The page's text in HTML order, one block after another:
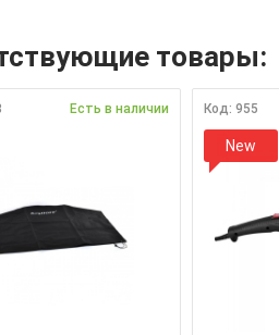
товары:
Есть в наличии Код: 955
New